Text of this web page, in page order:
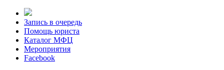
Запись в очередь
Помощь юриста
Каталог МФЦ
Мероприятия
Facebook